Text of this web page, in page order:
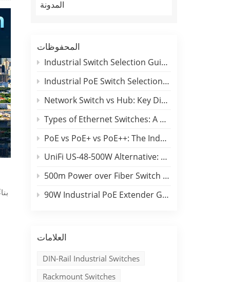
المدونة
المحفوظات
Industrial Switch Selection Guide for DIN-Rail and Rackmount Applications
Industrial PoE Switch Selection Guide: Outdoor Deployment & Reliability Insights
Network Switch vs Hub: Key Differences, Performance Comparison & Industrial Applications
Types of Ethernet Switches: A B2B Engineering & Buyer Guide
PoE vs PoE+ vs PoE++: The Industrial Edge Selection Guide
UniFi US-48-500W Alternative: Benchu 48-Port Switch Comparison
500m Power over Fiber Switch Campus Backbone Guide
90W Industrial PoE Extender Guide for Long-Distance Outdoor Networks
العلامات
DIN-Rail Industrial Switches
Rackmount Switches